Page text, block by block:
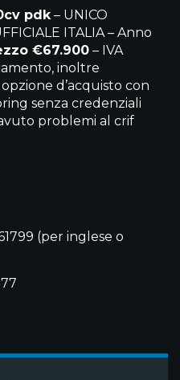
pdk– UNICO
ITALIA – Anno
€67.900 – IVA
inoltre
d’acquisto con
senza credenziali
problemi al crif
(per inglese o